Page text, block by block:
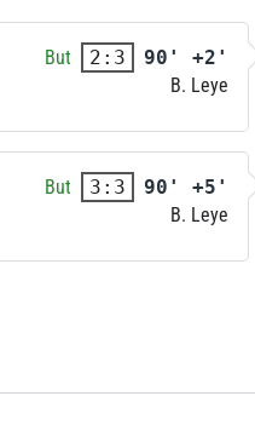
But 2:3
90' +2'
B. Leye
But 3:3
90' +5'
B. Leye